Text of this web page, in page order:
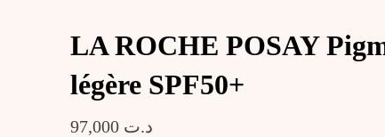
LA ROCHE POSAY
légère SPF50+
د.ت